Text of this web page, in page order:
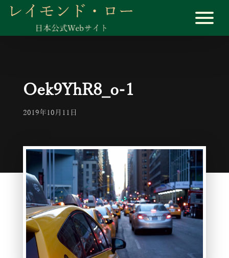
Oek9YhR8_o-1
2019年10月11日